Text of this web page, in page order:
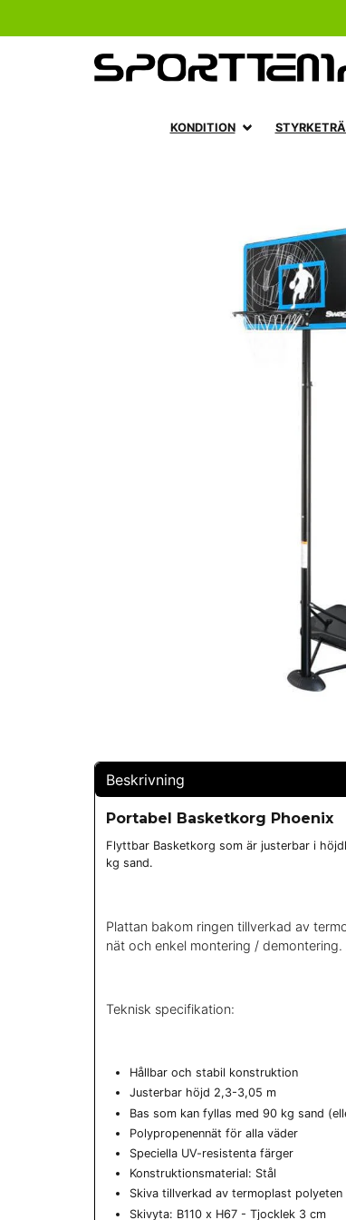
KONDITION
Beskrivning
Portabel Basketkorg Phoenix
Flyttbar Basketkorg som är justerbar i
kg sand.
Plattan bakom ringen tillverkad av
nät och enkel montering /
Teknisk specifikation:
Hållbar och stabil konstruktion
Justerbar höjd 2,3-3,05 m
Bas som kan fyllas med 90 kg sand
Polypropenennät för alla väder
Speciella UV-resistenta färger
Konstruktionsmaterial: Stål
Skiva tillverkad av termoplast polyeten
Skivyta: B110 x H67 - Tjocklek 3 cm